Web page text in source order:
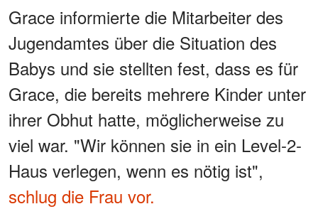
Grace informierte die Mitarbeiter des
Jugendamtes über die Situation des
Babys und sie stellten fest, dass es für
Grace, die bereits mehrere Kinder unter
ihrer Obhut hatte, möglicherweise zu
viel war. "Wir können sie in ein Level-2-
Haus verlegen, wenn es nötig ist",
schlug die Frau vor.